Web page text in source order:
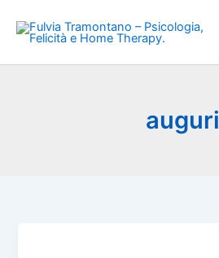
contenuto
auguri